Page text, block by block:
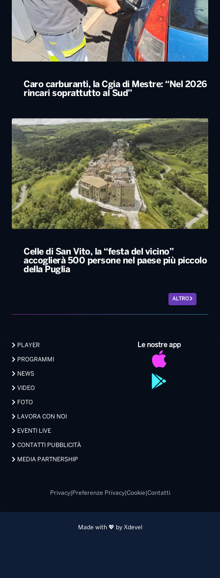
Caro carburanti, la Cgia di Mestre: “Nel 2026
rincari soprattutto al Sud”
Celle di San Vito, la “festa del vicino”
accoglierà 500 persone nel paese più piccolo
della Puglia
ALTRO
Le nostre app
PLAYER
PROGRAMMI
NEWS
VIDEO
FOTO
LAVORA CON NOI
EVENTI LIVE
CONTATTI PUBBLICITÀ
MEDIA PARTNERSHIP
Privacy| Preferenze Privacy| Cookie Contatti
Made with 💖 by Xdevel